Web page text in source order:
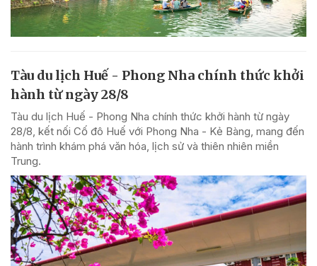
Tàu du lịch Huế - Phong Nha chính thức khởi
hành từ ngày 28/8
Tàu du lịch Huế - Phong Nha chính thức khởi hành từ ngày
28/8, kết nối Cố đô Huế với Phong Nha - Kẻ Bàng, mang đến
hành trình khám phá văn hóa, lịch sử và thiên nhiên miền
Trung.